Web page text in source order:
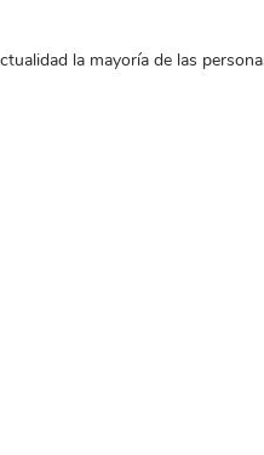
la mayoría de las